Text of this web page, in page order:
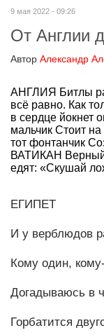
9 мая 2022 - 09:26
От Англии
Автор Александр
АНГЛИЯ Битлы
всё равно. Как
в сердце
мальчик Стоит
тот фонтанчик
ВАТИКАН Верный
едят: «Скушай
ЕГИПЕТ
И у верблюдов
Кому один,
Догадываюсь в
Горбатится